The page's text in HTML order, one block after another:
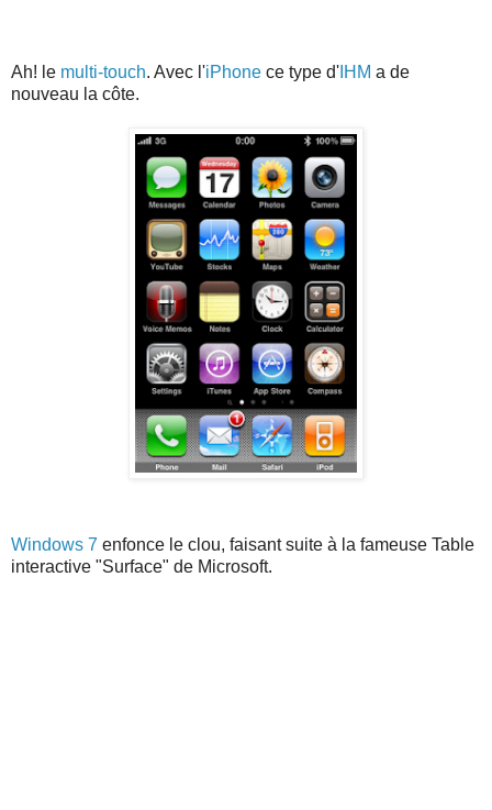
Ah! le multi-touch. Avec l'iPhone ce type d' IHM a de
nouveau la côte.
Windows 7 enfonce le clou, faisant suite à la fameuse Table
interactive "Surface" de Microsoft.